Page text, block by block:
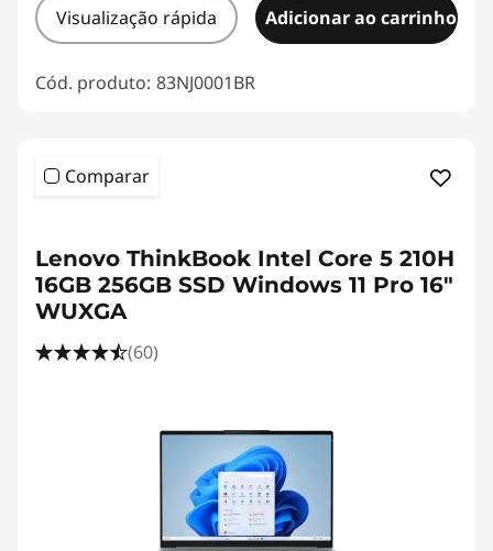
Visualização rápida Adicionar ao carrinho
Cód. produto: 83NJ0001BR
Comparar
Lenovo ThinkBook Intel Core 5 210H
16GB 256GB SSD Windows 11 Pro 16"
WUXGA
(60)